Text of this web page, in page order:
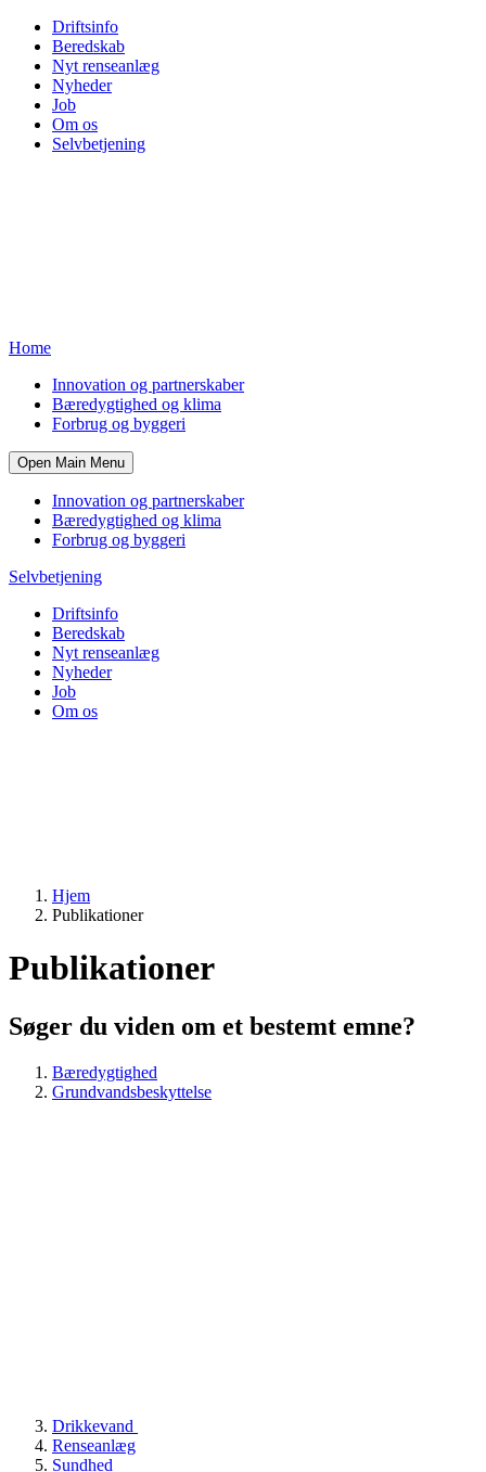
Driftsinfo
Beredskab
Nyt renseanlæg
Nyheder
Job
Om os
Selvbetjening
Home
Innovation og partnerskaber
Bæredygtighed og klima
Forbrug og byggeri
Open Main Menu
Innovation og partnerskaber
Bæredygtighed og klima
Forbrug og byggeri
Selvbetjening
Driftsinfo
Beredskab
Nyt renseanlæg
Nyheder
Job
Om os
Hjem
Publikationer
Publikationer
Søger du viden om et bestemt emne?
Bæredygtighed
Grundvandsbeskyttelse
Drikkevand
Renseanlæg
Sundhed